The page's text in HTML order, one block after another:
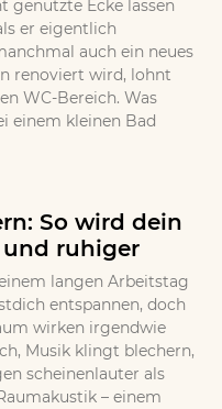
genutzte Ecke lassen
er eigentlich
auch ein neues
renoviert wird, lohnt
WC-Bereich. Was
einem kleinen Bad
So wird dein
und ruhiger
langen Arbeitstag
entspannen, doch
wirken irgendwie
Musik klingt blechern,
scheinenlauter als
– einem